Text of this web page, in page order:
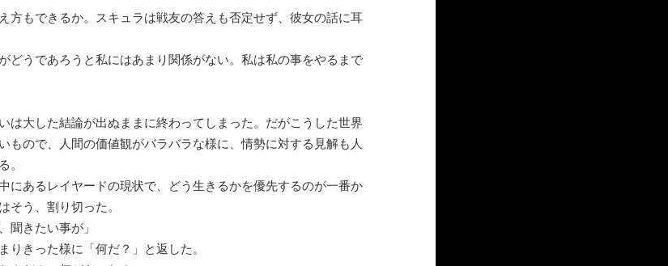
方もできるか。スキュラは戦友の答えも否定せず、彼女の話に耳
どうであろうと私にはあまり関係がない。私は私の事をやるまで
は大した結論が出ぬままに終わってしまった。だがこうした世界
もので、人間の価値観がバラバラな様に、情勢に対する見解も人
。
にあるレイヤードの現状で、どう生きるかを優先するのが一番か
そう、割り切った。
聞きたい事が」
きった様に「何だ？」と返した。